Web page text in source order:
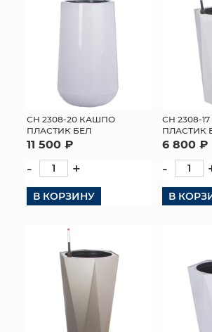
СН 2308-20 КАШПО
ПЛАСТИК БЕЛ
11 500 ₽
- +
В КОРЗИНУ
СН 2308-
ПЛАСТИК
6 800 ₽
-
В